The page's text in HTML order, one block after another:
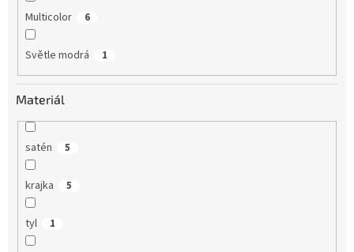
Multicolor 6
Světle modrá 1
Materiál
satén 5
krajka 5
tyl 1